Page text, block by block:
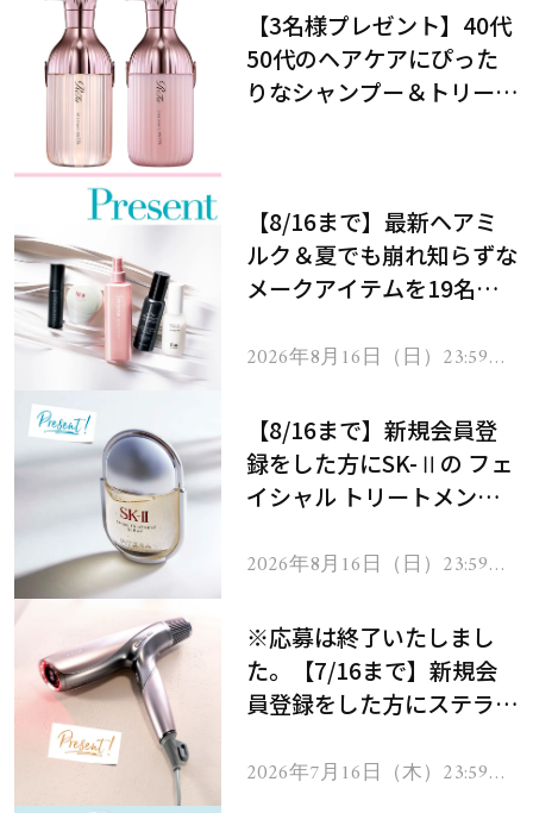
【3名様プレゼント】40代
50代のヘアケアにぴった
りなシャンプー＆トリート
【8/16まで】最新ヘアミ
ルク＆夏でも崩れ知らずな
メークアイテムを19名様
2026年8月16日（日）23:59ま
【8/16まで】新規会員登
録をした方にSK-Ⅱの フェ
イシャル トリートメント
2026年8月16日（日）23:59ま
※応募は終了いたしまし
た。【7/16まで】新規会
員登録をした方にステラボ
ヘアドライヤー ジュエル
2026年7月16日（木）23:59ま